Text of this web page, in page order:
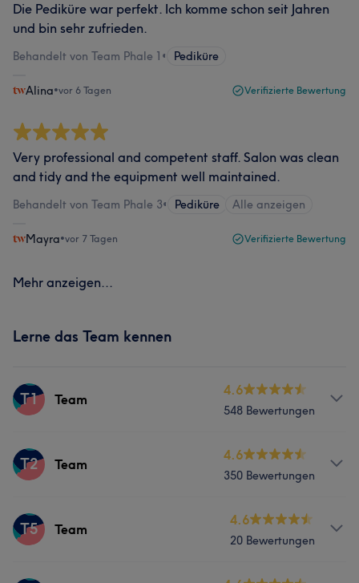
Die Pediküre war perfekt. Ich komme schon seit Jahren
und bin sehr zufrieden.
Behandelt von Team Phale 1 • Pediküre
Alina•vor 6 Tagen Verifizierte Bewertung
Very professional and competent staff. Salon was clean
and tidy and the equipment well maintained.
Behandelt von Team Phale 3• Pediküre Alle anzeigen
Mayra•vor 7 Tagen Verifizierte Bewertung
Mehr anzeigen...
Lerne das Team kennen
T1 Team
4.6
548 Bewertungen
Services
Was unsere Kunden über Team sagen
T2 Team
4.6
350 Bewertungen
Services
T5 Team
4.6
20 Bewertungen